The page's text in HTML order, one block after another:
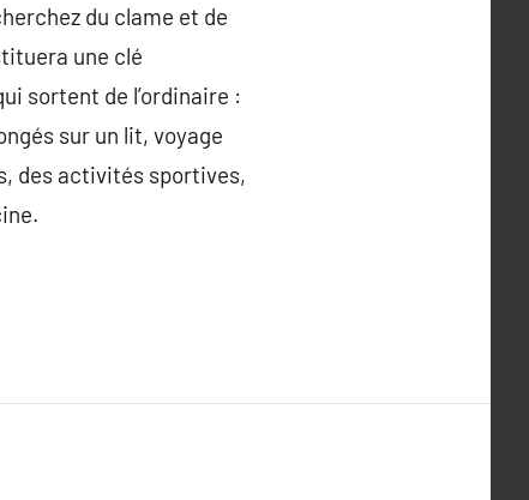
du clame et de
une clé
sortent de l’ordinaire :
sur un lit, voyage
des activités sportives,